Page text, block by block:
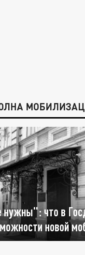
что в
новой